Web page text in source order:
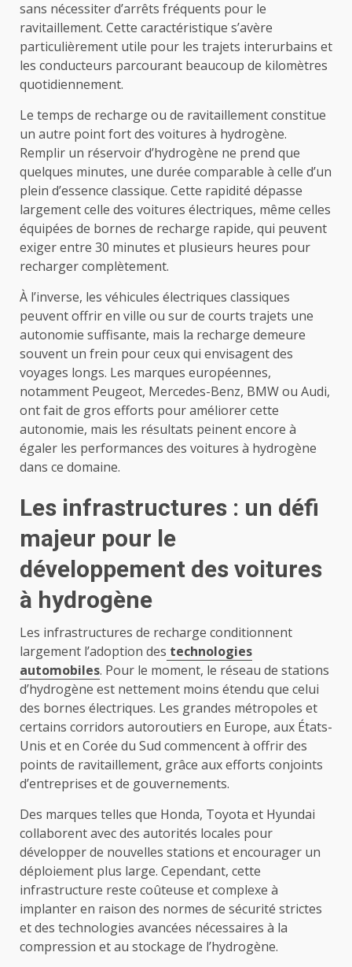
sans nécessiter d’arrêts fréquents pour le
ravitaillement. Cette caractéristique s’avère
particulièrement utile pour les trajets interurbains et
les conducteurs parcourant beaucoup de kilomètres
quotidiennement.
Le temps de recharge ou de ravitaillement constitue
un autre point fort des voitures à hydrogène.
Remplir un réservoir d’hydrogène ne prend que
quelques minutes, une durée comparable à celle d’un
plein d’essence classique. Cette rapidité dépasse
largement celle des voitures électriques, même celles
équipées de bornes de recharge rapide, qui peuvent
exiger entre 30 minutes et plusieurs heures pour
recharger complètement.
À l’inverse, les véhicules électriques classiques
peuvent offrir en ville ou sur de courts trajets une
autonomie suffisante, mais la recharge demeure
souvent un frein pour ceux qui envisagent des
voyages longs. Les marques européennes,
notamment Peugeot, Mercedes-Benz, BMW ou Audi,
ont fait de gros efforts pour améliorer cette
autonomie, mais les résultats peinent encore à
égaler les performances des voitures à hydrogène
dans ce domaine.
Les infrastructures : un défi
majeur pour le
développement des voitures
à hydrogène
Les infrastructures de recharge conditionnent
largement l’adoption des technologies
automobiles. Pour le moment, le réseau de stations
d’hydrogène est nettement moins étendu que celui
des bornes électriques. Les grandes métropoles et
certains corridors autoroutiers en Europe, aux États-
Unis et en Corée du Sud commencent à offrir des
points de ravitaillement, grâce aux efforts conjoints
d’entreprises et de gouvernements.
Des marques telles que Honda, Toyota et Hyundai
collaborent avec des autorités locales pour
développer de nouvelles stations et encourager un
déploiement plus large. Cependant, cette
infrastructure reste coûteuse et complexe à
implanter en raison des normes de sécurité strictes
et des technologies avancées nécessaires à la
compression et au stockage de l’hydrogène.